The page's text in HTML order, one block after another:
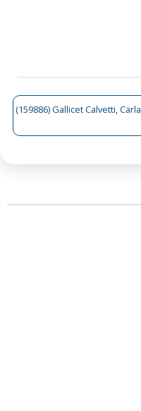
(159886) Gallicet Calvetti, Carla